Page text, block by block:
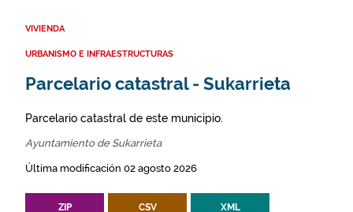
VIVIENDA
URBANISMO E INFRAESTRUCTURAS
Parcelario catastral - Sukarrieta
Parcelario catastral de este municipio.
Ayuntamiento de Sukarrieta
Última modificación 02 agosto 2026
ZIP CSV XML